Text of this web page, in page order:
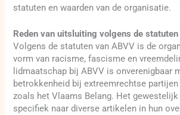
statuten en waarden van de organisatie.
Reden van uitsluiting volgens de statuten
Volgens de statuten van ABVV is de
vorm van racisme, fascisme en
lidmaatschap bij ABVV is onverenigbaar
betrokkenheid bij extreemrechtse
zoals het Vlaams Belang. Het
specifiek naar diverse artikelen in hun